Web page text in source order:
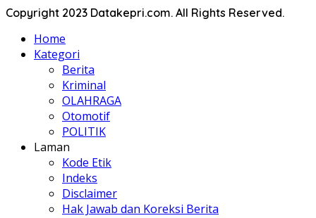
Copyright 2023 Datakepri.com. All Rights Reserved.
Home
Kategori
Berita
Kriminal
OLAHRAGA
Otomotif
POLITIK
Laman
Kode Etik
Indeks
Disclaimer
Hak Jawab dan Koreksi Berita